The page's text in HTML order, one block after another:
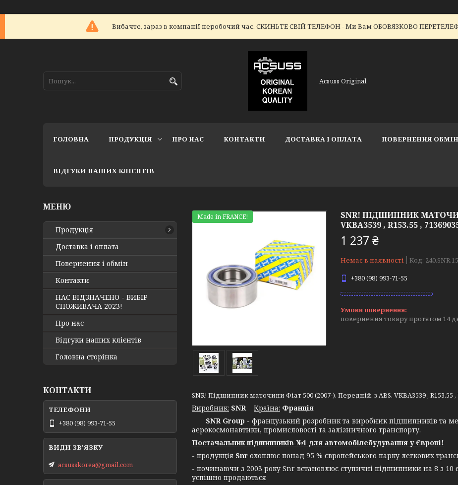
Вибачте, зараз в компанії неробочий час. СКИНЬТЕ СВІЙ ТЕЛЕФОН - Ми Вам ОБОВЯЗКОВО
Acsuss Original
ГОЛОВНА ПРОДУКЦІЯ ПРО НАС КОНТАКТИ ДОСТАВКА І ОПЛАТА ПОВЕРНЕННЯ
ВІДГУКИ НАШИХ КЛІЄНТІВ
Made in FRANCE!
SNR! ПІДШИПНИК
VKBA3539 , R153.55 ,
1 237 ₴
Немає в наявності Код:
+380 (98) 993-71-55
повернення товару протягом 14
SNR! Підшипник маточини Фіат 500 (2007-). Передній. з ABS. VKBA3539 , R153.55
Виробник: SNR Крaїна: Франція
SNR Group - французький розробник та виробник підшипників та
аерокосмонавтики, промисловості та залізничного транспорту.
Постачальник підшипників №1 для автомобілебудування у Європі!
- продукція Snr охоплює понад 95 % європейського парку легкових
- починаючи з 2003 року Snr встановлює ступичні підшипники на 8 з 10
успішно продаються
Продукція
Доставка і оплата
Повернення і обмін
Контакти
НАС ВІДЗНАЧЕНО - ВИБІР
СПОЖИВАЧА 2023!
Про нас
Відгуки наших клієнтів
Головна сторінка
КОНТАКТИ
+380 (98) 993-71-55
acsusskorea@gmail.com